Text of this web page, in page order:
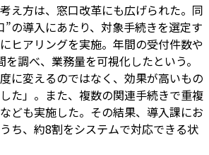
え方は、窓口改革にも広げられた。同
”の導入にあたり、対象手続きを選定す
ヒアリングを実施。年間の受付件数や
調べ、業務量を可視化したという。
に変えるのではなく、効果が高いもの
た」。また、複数の関連手続きで重複
ども実施した。その結果、導入課にお
ち、約8割をシステムで対応できる状